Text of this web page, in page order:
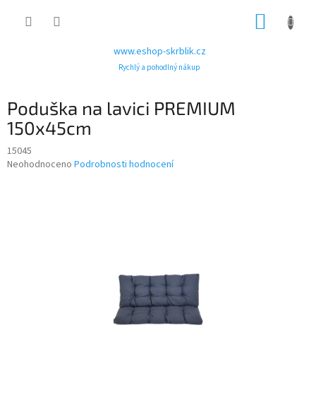
www.eshop-skrblik.cz
Rychlý a pohodlný nákup
Poduška na lavici PREMIUM
150x45cm
15045
Průměrné
Neohodnoceno Podrobnosti hodnocení